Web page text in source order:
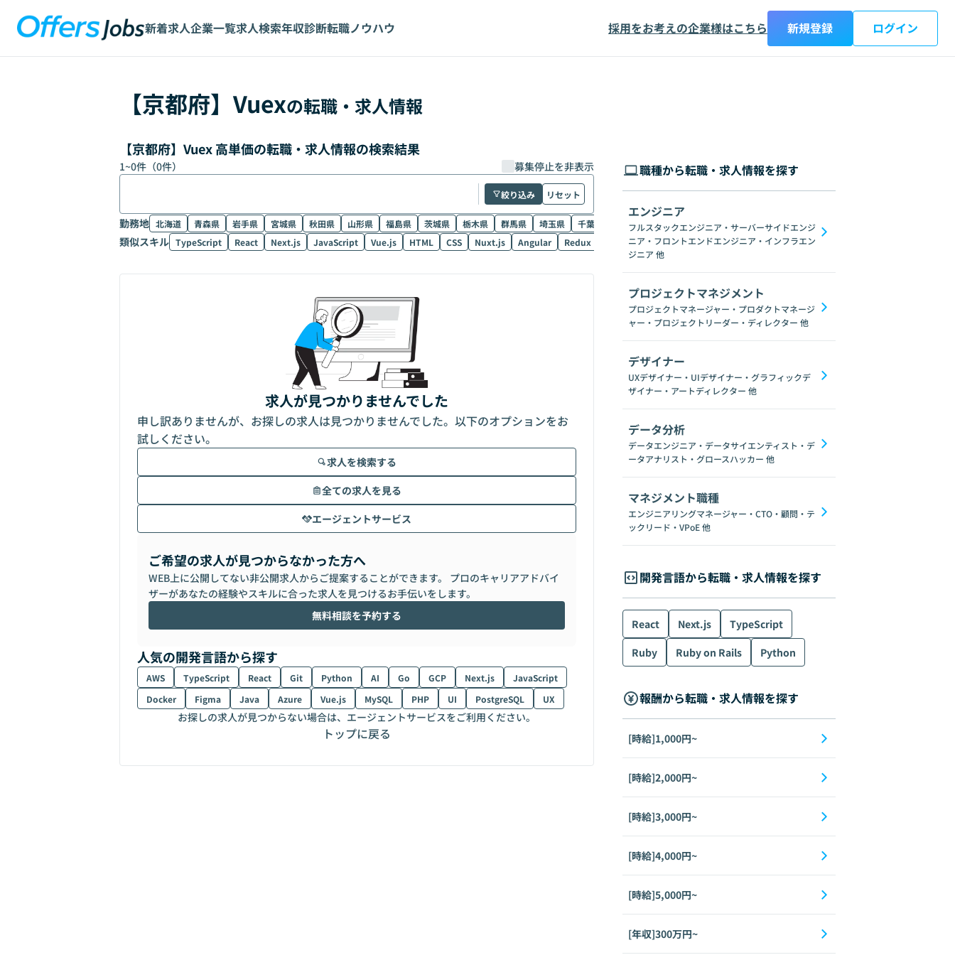
新着求人企業一覧求人検索年収診断転職ノウハウ 採用をお考えの企業様はこちら 新規登録 ログイン
【京都府】 Vuexの転職・求人情報
【京都府】Vuex 高単価の転職・求人情報の検索結果
1~0件（0件） 募集停止を非表示
絞り込み リセット
勤務地 北海道 青森県 岩手県 宮城県 秋田県 山形県 福島県 茨城県 栃木県 群馬県 埼玉県 千葉県 東京都 神奈川県 新潟県 富山県 石川県
類似スキル TypeScript React Next.js JavaScript Vue.js HTML CSS Nuxt.js Angular Redux NestJS AngularJS jQuery Webpack Vuex
求人が見つかりませんでした
申し訳ありませんが、お探しの求人は見つかりませんでした。以下のオプションをお
試しください。
求人を検索する
全ての求人を見る
エージェントサービス
ご希望の求人が見つからなかった方へ
WEB上に公開してない非公開求人からご提案することができます。 プロのキャリアアドバイ
ザーがあなたの経験やスキルに合った求人を見つけるお手伝いをします。
無料相談を予約する
人気の開発言語から探す
AWS TypeScript React Git Python AI Go GCP Next.js
JavaScript
Docker
Figma Java Azure Vue.js MySQL PHP UI PostgreSQL UX
お探しの求人が見つからない場合は、エージェントサービスをご利用ください。
トップに戻る
職種から転職・求人情報を探す
エンジニア
フルスタックエンジニア・サーバーサイドエンジ
ニア・フロントエンドエンジニア・インフラエン
ジニア 他
プロジェクトマネジメント
プロジェクトマネージャー・プロダクトマネージ
ャー・プロジェクトリーダー・ディレクター 他
デザイナー
UXデザイナー・UIデザイナー・グラフィックデ
ザイナー・アートディレクター 他
データ分析
データエンジニア・データサイエンティスト・デ
ータアナリスト・グロースハッカー 他
マネジメント職種
エンジニアリングマネージャー・CTO・顧問・テ
ックリード・VPoE他
開発言語から転職・求人情報を探す
React Next.js
TypeScript
Ruby
Ruby on Rails Python
報酬から転職・求人情報を探す
[時給]1,000円~
[時給]2,000円~
[時給]3,000円~
[時給]4,000円~
[時給]5,000円~
[年収]300万円~